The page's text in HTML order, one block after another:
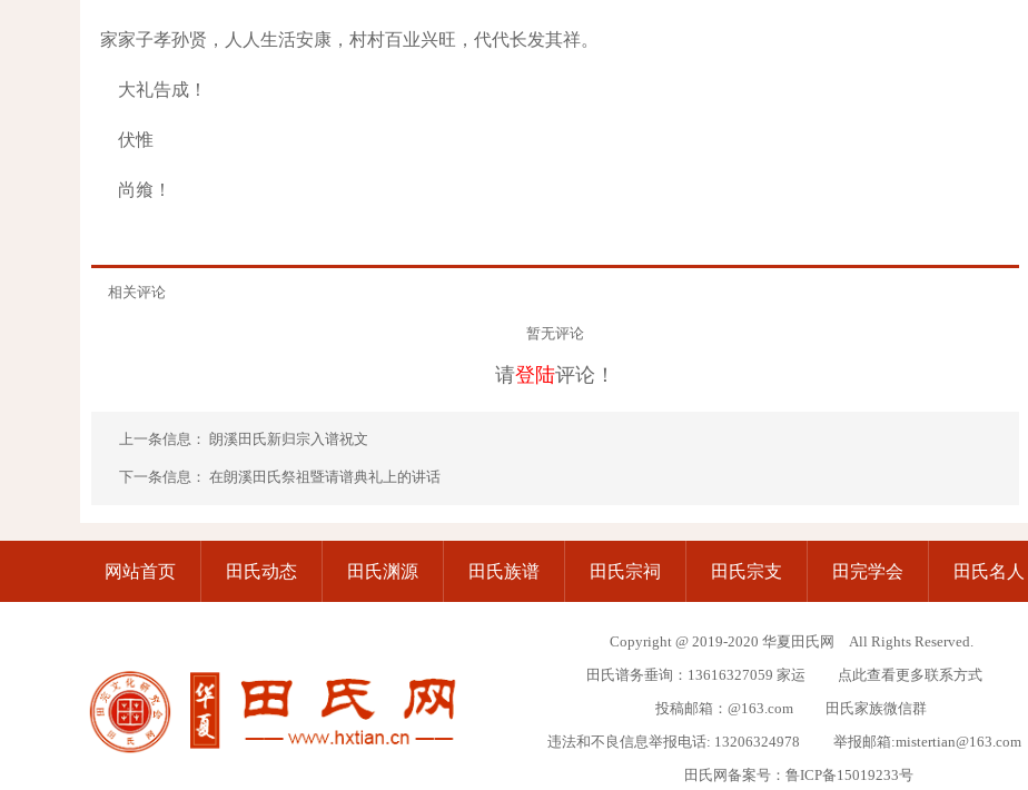
家家子孝孙贤，人人生活安康，村村百业兴旺，代代长发其祥。
大礼告成！
伏惟
尚飨！
相关评论
暂无评论
请登陆评论！
上一条信息： 朗溪田氏新归宗入谱祝文
下一条信息： 在朗溪田氏祭祖暨请谱典礼上的讲话
网站首页 田氏动态 田氏渊源 田氏族谱 田氏宗祠 田氏宗支 田完学会 田氏名人
Copyright @ 2019-2020 华夏田氏网 All Rights Reserved.
田氏谱务垂询：13616327059 家运 点此查看更多联系方式
投稿邮箱：@163.com
田氏家族微信群
违法和不良信息举报电话: 13206324978 举报邮箱:mistertian@163.com
田氏网备案号： 鲁ICP备15019233号